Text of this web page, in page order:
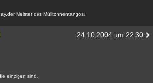
Meister des Mülltonnentangos.
24.10.2004 um 22:30
einzigen sind.